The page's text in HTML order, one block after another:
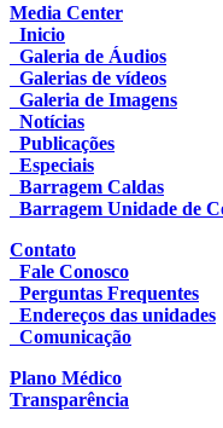
Media Center
Inicio
Galeria de Áudios
Galerias de vídeos
Galeria de Imagens
Notícias
Publicações
Especiais
Barragem Caldas
Barragem Unidade de
Contato
Fale Conosco
Perguntas Frequentes
Endereços das unidades
Comunicação
Plano Médico
Transparência